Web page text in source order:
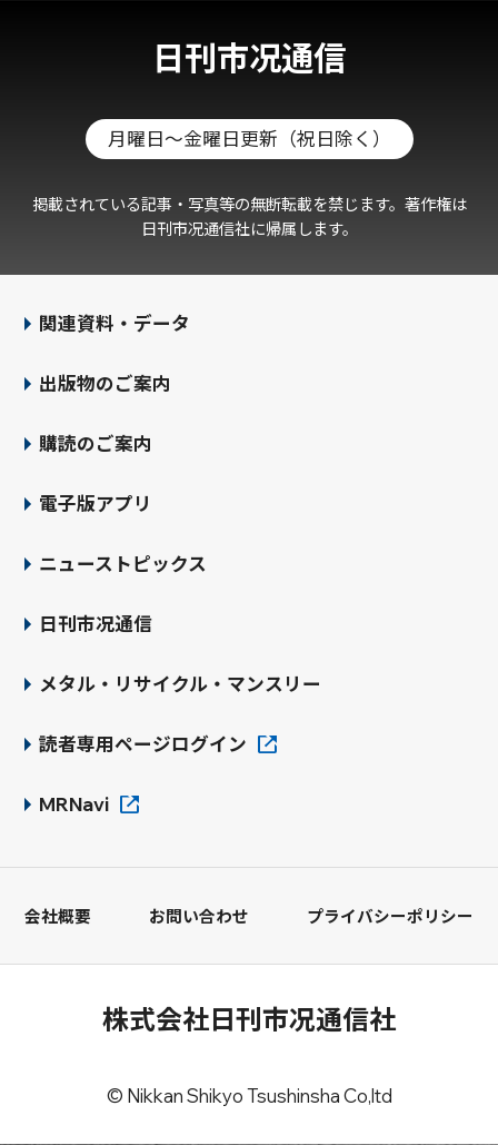
日刊市况通信
月曜日～金曜日更新（祝日除く）
掲載されている記事・写真等の無断転載を禁じます。著作権は
日刊市况通信社に帰属します。
関連資料・データ
出版物のご案内
購読のご案内
電子版アプリ
ニューストピックス
日刊市况通信
メタル・リサイクル・マンスリー
読者専用ページログイン
MRNavi
会社概要 お問い合わせ プライバシーポリシー
株式会社日刊市况通信社
© Nikkan Shikyo Tsushinsha Co,ltd